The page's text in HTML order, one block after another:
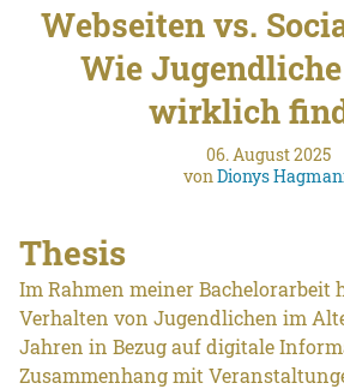
Webseiten vs.
Wie
wirklich
06. August 2025
vonDionys
Thesis
Im Rahmen meiner Bachelorarbeit
Verhalten von Jugendlichen im
Jahren in Bezug auf digitale
Zusammenhang mit